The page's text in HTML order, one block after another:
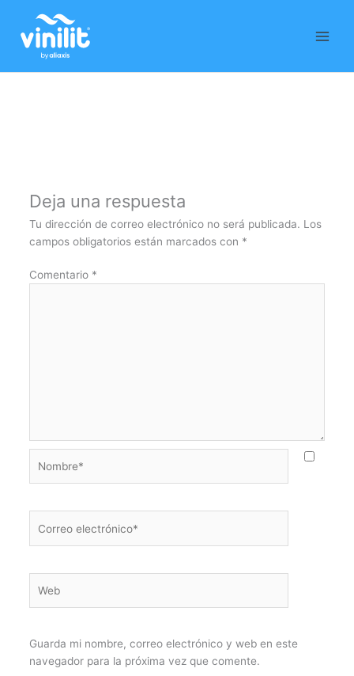
contenido
Deja una respuesta
Tu dirección de correo electrónico no será publicada. Los
campos obligatorios están marcados con *
Comentario *
electrónico*
Guarda mi nombre, correo electrónico y web en este
navegador para la próxima vez que comente.